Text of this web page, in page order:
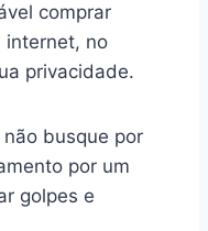
comprar
internet, no
privacidade.
busque por
por um
golpes e